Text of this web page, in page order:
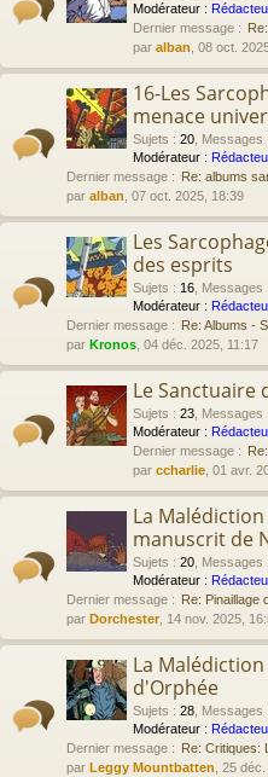
Modérateur :
Dernier message :
par alban , 08 oct.
16-Les
menace
Sujets : 20 Messages
Modérateur :
Dernier message : Re: albums
par alban , 07 oct. 2025, 18:39
Les
des esprits
Sujets : 16 Messages
Modérateur :
Dernier message : Re: Albums -
par Kronos , 04 déc. 2025, 11:17
Le Sanctuaire
Sujets : 23 Messages
Modérateur :
Dernier message :
par ccharlie , 01 avr.
La
manuscrit de
Sujets : 20 Messages
Modérateur :
Dernier message : Re: Pinaillage
par Dorchester , 14 nov. 2025,
La
d'Orphée
Sujets : 28 Messages
Modérateur :
Dernier message : Re: Critiques:
par Leggy Mountbatten , 25